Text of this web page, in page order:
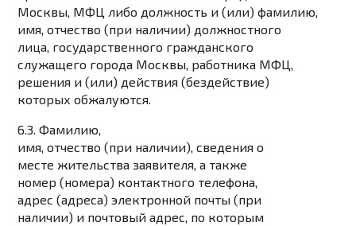
Москвы, МФЦ либо должность и (или) фамилию,
имя, отчество (при наличии) должностного
лица, государственного гражданского
служащего города Москвы, работника МФЦ,
решения и (или) действия (бездействие)
которых обжалуются.
6.3. Фамилию,
имя, отчество (при наличии), сведения о
месте жительства заявителя, а также
номер (номера) контактного телефона,
адрес (адреса) электронной почты (при
наличии) и почтовый адрес, по которым